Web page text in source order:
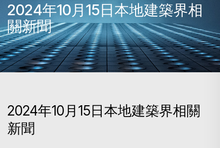
2024年10月15日本地建築界相
關新聞
2024年10月15日本地建築界相關
新聞